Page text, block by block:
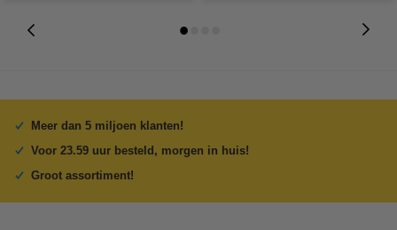
Meer dan 5 miljoen klanten!
Voor 23.59 uur besteld, morgen in huis!
Groot assortiment!